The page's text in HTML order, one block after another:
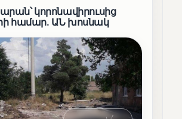
կորոնավիրուսից
համար․ ԱՆ խոսնակ